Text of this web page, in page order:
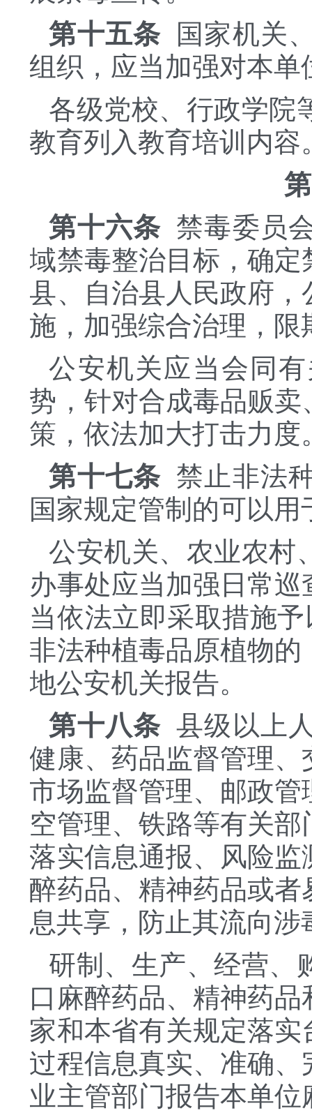
第十五条
国家机关
组织，应当加强对本
各级党校、行政学院
教育列入教育培训内容
第十六条 禁毒委员
域禁毒整治目标，确
县、自治县人民政府
施，加强综合治理，
公安机关应当会同
势，针对合成毒品贩
策，依法加大打击力度
第十七条 禁止非法
国家规定管制的可以
公安机关、农业农村
办事处应当加强日常
当依法立即采取措施
非法种植毒品原植物
地公安机关报告。
第十八条 县级以上
健康、药品监督管理
市场监督管理、邮政
空管理、铁路等有关
落实信息通报、风险
醉药品、精神药品或
息共享，防止其流向涉
研制、生产、经营、
口麻醉药品、精神药
家和本省有关规定落
过程信息真实、准确
业主管部门报告本单